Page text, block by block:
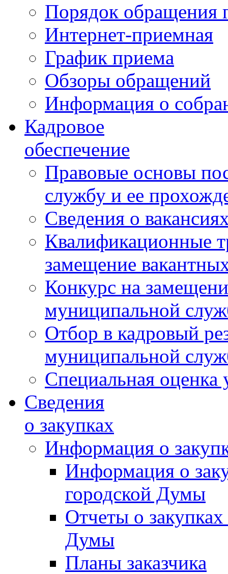
Порядок обращения
Интернет-приемная
График приема
Обзоры обращений
Информация о
Кадровое
обеспечение
Правовые основы
службу и ее
Сведения о
Квалификационные
замещение
Конкурс на
муниципальной
Отбор в кадровый
муниципальной
Специальная оценка
Сведения
о закупках
Информация о
Информация о
городской Думы
Отчеты о
Думы
Планы заказчика